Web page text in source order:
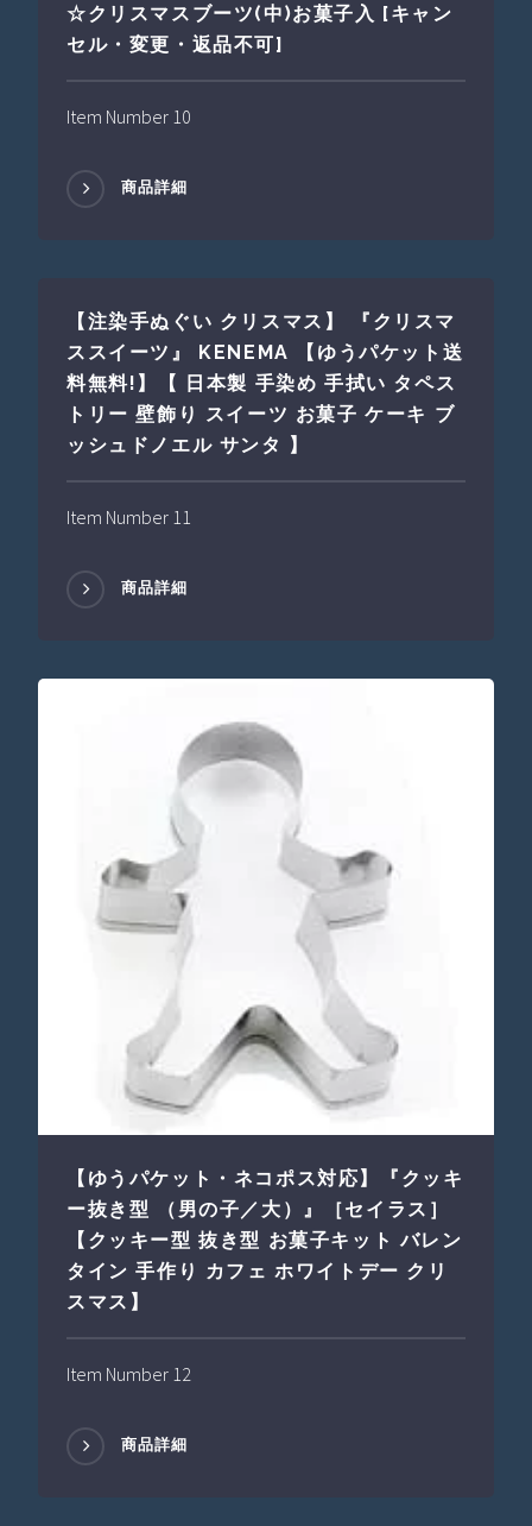
☆クリスマスブーツ(中)お菓子入 [キャン
セル・変更・返品不可]
Item Number 10
商品詳細
【注染手ぬぐい クリスマス】 『クリスマ
ススイーツ』 KENEMA 【ゆうパケット送
料無料!】【 日本製 手染め 手拭い タペス
トリー 壁飾り スイーツ お菓子 ケーキ ブ
ッシュドノエル サンタ 】
Item Number 11
商品詳細
【ゆうパケット・ネコポス対応】『クッキ
ー抜き型 （男の子／大）』［セイラス］
【クッキー型 抜き型 お菓子キット バレン
タイン 手作り カフェ ホワイトデー クリ
スマス】
Item Number 12
商品詳細